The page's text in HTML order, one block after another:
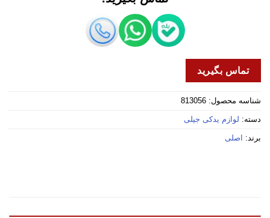
تماس بگیرید
شناسه محصول: 813056
دسته: لوازم یدکی جیلی
برند: اصلی